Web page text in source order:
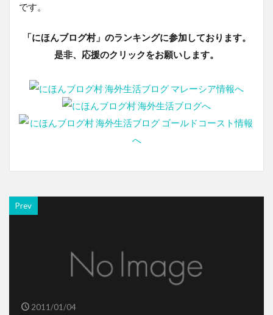
です。
「にほんブログ村」のランキングに参加しております。
是非、応援のクリックをお願いします。
Prev
2011/01/04